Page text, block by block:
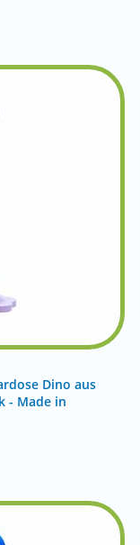
Dino aus
- Made in